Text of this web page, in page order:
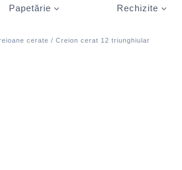
Papetărie Rechizite
cerate / Creion cerat 12 triunghiular